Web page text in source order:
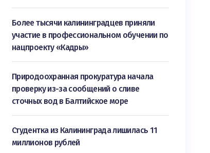
Более тысячи калининградцев приняли
участие в профессиональном обучении по
нацпроекту «Кадры»
Природоохранная прокуратура начала
проверку из-за сообщений о сливе
сточных вод в Балтийское море
Студентка из Калининграда лишилась 11
миллионов рублей